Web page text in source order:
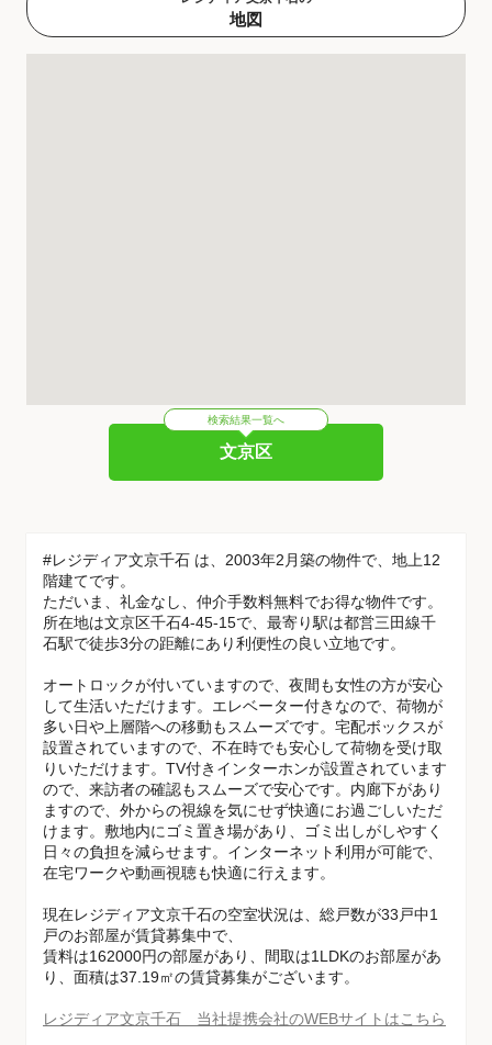
地図
検索結果一覧へ
文京区
#レジディア文京千石 は、2003年2月築の物件で、地上12
階建てです。
ただいま、礼金なし、仲介手数料無料でお得な物件です。
所在地は文京区千石4-45-15で、最寄り駅は都営三田線千
石駅で徒歩3分の距離にあり利便性の良い立地です。
オートロックが付いていますので、夜間も女性の方が安心
して生活いただけます。エレベーター付きなので、荷物が
多い日や上層階への移動もスムーズです。宅配ボックスが
設置されていますので、不在時でも安心して荷物を受け取
りいただけます。TV付きインターホンが設置されています
ので、来訪者の確認もスムーズで安心です。内廊下があり
ますので、外からの視線を気にせず快適にお過ごしいただ
けます。敷地内にゴミ置き場があり、ゴミ出しがしやすく
日々の負担を減らせます。インターネット利用が可能で、
在宅ワークや動画視聴も快適に行えます。
現在レジディア文京千石の空室状況は、総戸数が33戸中1
戸のお部屋が賃貸募集中で、
賃料は162000円の部屋があり、間取は1LDKのお部屋があ
り、面積は37.19㎡の賃貸募集がございます。
レジディア文京千石 当社提携会社のWEBサイトはこちら